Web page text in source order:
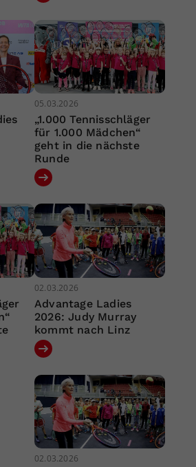
05.03.2026
„1.000 Tennisschläger
für 1.000 Mädchen“
geht in die nächste
Runde
02.03.2026
Advantage Ladies
2026: Judy Murray
kommt nach Linz
02.03.2026